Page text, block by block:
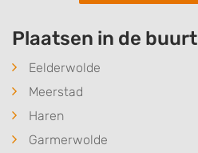
Plaatsen in de buurt
Eelderwolde
Meerstad
Haren
Garmerwolde